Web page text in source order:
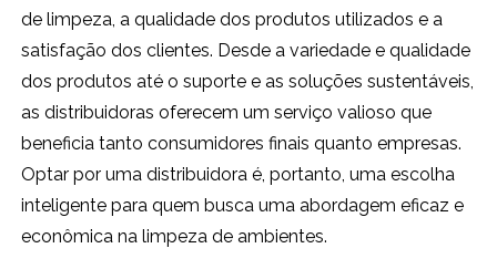
de limpeza, a qualidade dos produtos utilizados e a
satisfação dos clientes. Desde a variedade e qualidade
dos produtos até o suporte e as soluções sustentáveis,
as distribuidoras oferecem um serviço valioso que
beneficia tanto consumidores finais quanto empresas.
Optar por uma distribuidora é, portanto, uma escolha
inteligente para quem busca uma abordagem eficaz e
econômica na limpeza de ambientes.